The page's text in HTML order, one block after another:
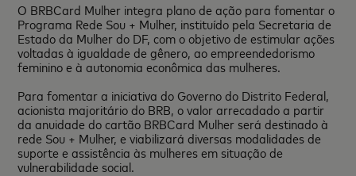
O BRBCard Mulher integra plano de ação para fomentar o
Programa Rede Sou + Mulher, instituído pela Secretaria de
Estado da Mulher do DF, com o objetivo de estimular ações
voltadas à igualdade de gênero, ao empreendedorismo
feminino e à autonomia econômica das mulheres.
Para fomentar a iniciativa do Governo do Distrito Federal,
acionista majoritário do BRB, o valor arrecadado a partir
da anuidade do cartão BRBCard Mulher será destinado à
rede Sou + Mulher, e viabilizará diversas modalidades de
suporte e assistência às mulheres em situação de
vulnerabilidade social.